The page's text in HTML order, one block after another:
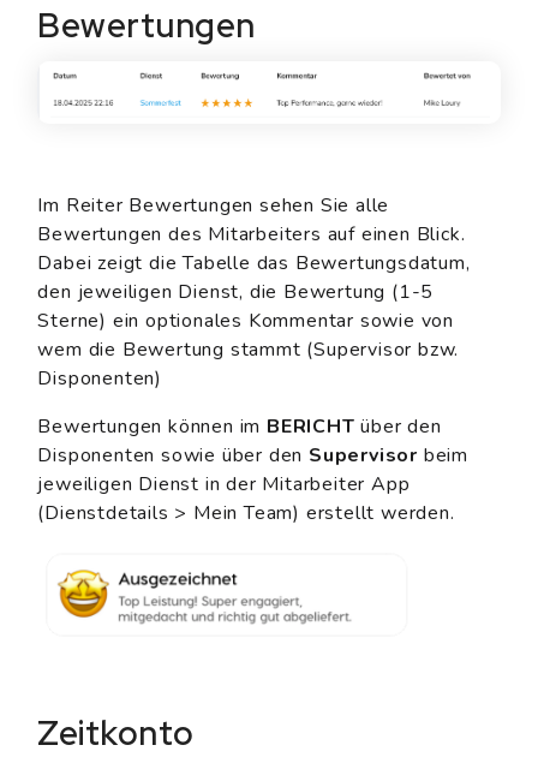
Bewertungen
Im Reiter Bewertungen sehen Sie alle
Bewertungen des Mitarbeiters auf einen Blick.
Dabei zeigt die Tabelle das Bewertungsdatum,
den jeweiligen Dienst, die Bewertung (1-5
Sterne) ein optionales Kommentar sowie von
wem die Bewertung stammt (Supervisor bzw.
Disponenten)
Bewertungen können im BERICHT über den
Disponenten sowie über den Supervisor beim
jeweiligen Dienst in der Mitarbeiter App
(Dienstdetails > Mein Team) erstellt werden.
Zeitkonto